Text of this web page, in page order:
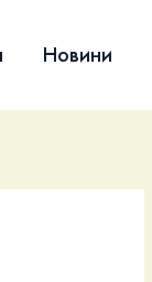
Новини